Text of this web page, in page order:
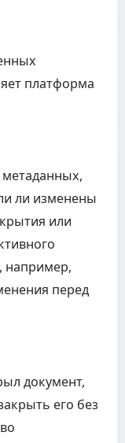
платформа
ли изменены
или
например,
перед
документ,
его без